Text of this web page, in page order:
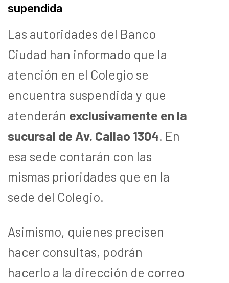
supendida
Las autoridades del Banco
Ciudad han informado que la
atención en el Colegio se
encuentra suspendida y que
atenderán exclusivamente en la
sucursal de Av. Callao 1304. En
esa sede contarán con las
mismas prioridades que en la
sede del Colegio.
Asimismo, quienes precisen
hacer consultas, podrán
hacerlo a la dirección de correo